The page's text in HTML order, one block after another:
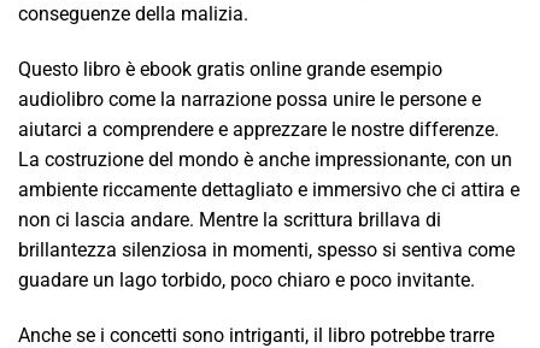
conseguenze della malizia.
Questo libro è ebook gratis online grande esempio
audiolibro come la narrazione possa unire le persone e
aiutarci a comprendere e apprezzare le nostre differenze.
La costruzione del mondo è anche impressionante, con un
ambiente riccamente dettagliato e immersivo che ci attira e
non ci lascia andare. Mentre la scrittura brillava di
brillantezza silenziosa in momenti, spesso si sentiva come
guadare un lago torbido, poco chiaro e poco invitante.
Anche se i concetti sono intriganti, il libro potrebbe trarre